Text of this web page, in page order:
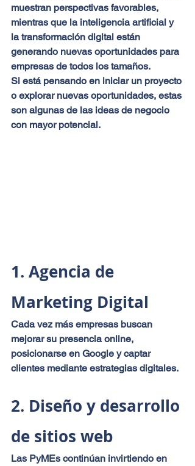
muestran perspectivas favorables,
mientras que la inteligencia artificial y
la transformación digital están
generando nuevas oportunidades para
empresas de todos los tamaños.
Si está pensando en iniciar un proyecto
o explorar nuevas oportunidades, estas
son algunas de las ideas de negocio
con mayor potencial.
1. Agencia de
Marketing Digital
Cada vez más empresas buscan
mejorar su presencia online,
posicionarse en Google y captar
clientes mediante estrategias digitales.
2. Diseño y desarrollo
de sitios web
Las PyMEs continúan invirtiendo en